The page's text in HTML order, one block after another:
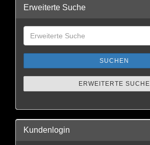
Erweiterte Suche
SUCHEN
ERWEITERTE SUCHE
Kundenlogin